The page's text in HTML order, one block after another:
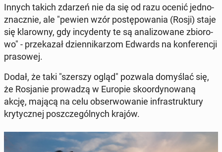
Innych takich zdarzeń nie da się od razu ocenić jed­no­
znacz­nie, ale "pewien wzór po­stę­po­wa­nia (Rosji) staje
się kla­row­ny, gdy in­cy­den­ty te są ana­li­zo­wa­ne zbio­ro­
wo" - prze­ka­zał dzien­ni­ka­rzom Edwards na kon­fe­ren­cji
pra­so­wej.
Dodał, że taki "szerszy ogląd" pozwala do­my­ślać się,
że Ro­sja­nie pro­wa­dzą w Europie sko­or­dy­no­wa­ną
akcję, mającą na celu ob­ser­wo­wa­nie in­fra­struk­tu­ry
kry­tycz­nej po­szcze­gól­nych krajów.